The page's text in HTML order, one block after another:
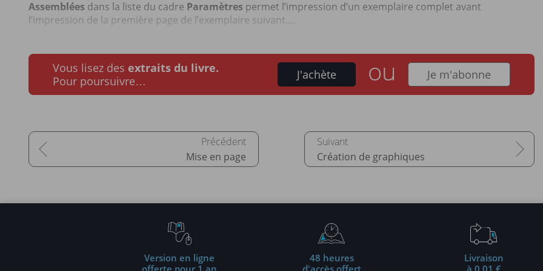
Assemblées dans la liste du cadre Paramètres permet l’impression d’un exemplaire complet avant
l’impression de la première page de l’exemplaire suivant....
Vous lisez des extraits du livre.
Pour poursuivre…
J'achète ou Je m'abonne
Mise en page Création de graphiques
Version en ligne
offerte pour 1 an
48 heures
d'accès offert
Livraison
à 0,01 €